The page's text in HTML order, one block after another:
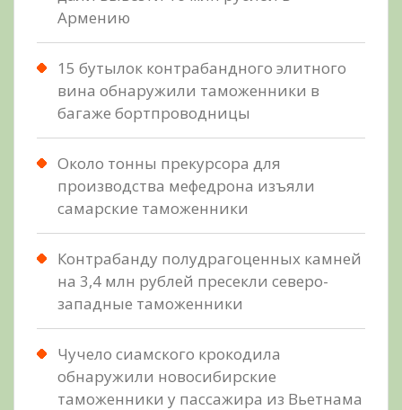
Армению
15 бутылок контрабандного элитного
вина обнаружили таможенники в
багаже бортпроводницы
Около тонны прекурсора для
производства мефедрона изъяли
самарские таможенники
Контрабанду полудрагоценных камней
на 3,4 млн рублей пресекли северо-
западные таможенники
Чучело сиамского крокодила
обнаружили новосибирские
таможенники у пассажира из Вьетнама